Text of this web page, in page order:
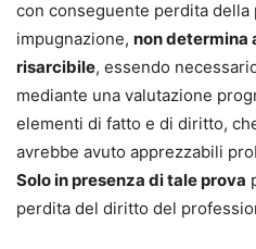
con conseguente perdita
impugnazione, non determina
risarcibile, essendo
mediante una valutazione
elementi di fatto e di diritto,
avrebbe avuto apprezzabili
Solo in presenza di tale prova
perdita del diritto del